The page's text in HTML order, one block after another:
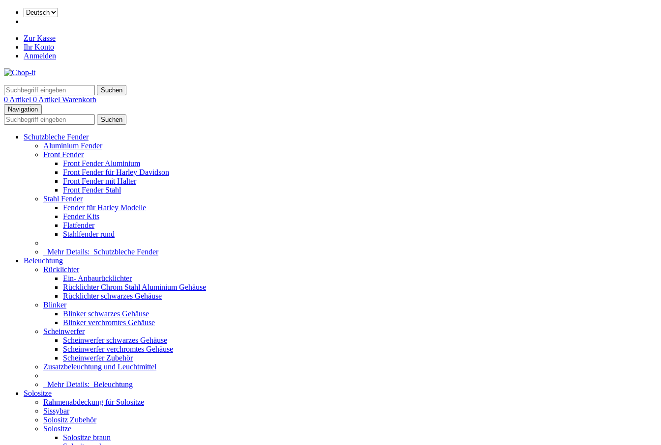
Zur Kasse
Ihr Konto
Anmelden
Suchen
0 Artikel 0 Artikel Warenkorb
Navigation
Suchen
Schutzbleche Fender
Aluminium Fender
Front Fender
Front Fender Aluminium
Front Fender für Harley Davidson
Front Fender mit Halter
Front Fender Stahl
Stahl Fender
Fender für Harley Modelle
Fender Kits
Flatfender
Stahlfender rund
Mehr Details: Schutzbleche Fender
Beleuchtung
Rücklichter
Ein- Anbaurücklichter
Rücklichter Chrom Stahl Aluminium Gehäuse
Rücklichter schwarzes Gehäuse
Blinker
Blinker schwarzes Gehäuse
Blinker verchromtes Gehäuse
Scheinwerfer
Scheinwerfer schwarzes Gehäuse
Scheinwerfer verchromtes Gehäuse
Scheinwerfer Zubehör
Zusatzbeleuchtung und Leuchtmittel
Mehr Details: Beleuchtung
Solositze
Rahmenabdeckung für Solositze
Sissybar
Solositz Zubehör
Solositze
Solositze braun